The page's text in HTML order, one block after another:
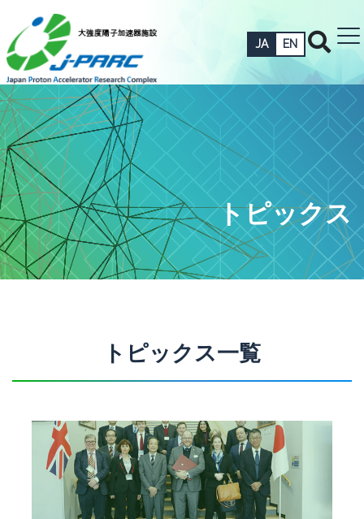
JA EN
トピックス
トピックス一覧